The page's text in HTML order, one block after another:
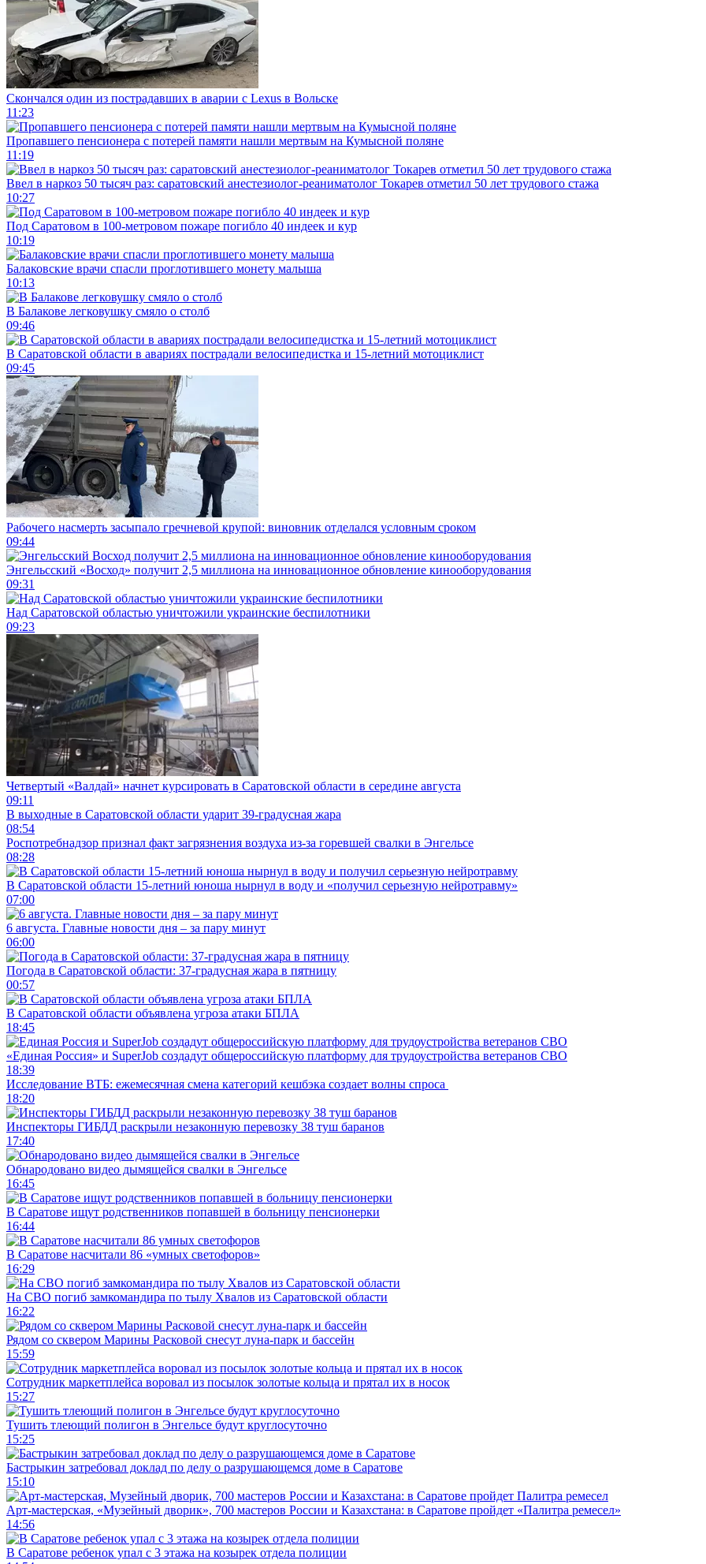
Скончался один из пострадавших в аварии c Lexus в Вольске
11:23
Пропавшего пенсионера с потерей памяти нашли мертвым на Кумысной поляне
11:19
Ввел в наркоз 50 тысяч раз: саратовский анестезиолог-реаниматолог Токарев отметил 50 лет трудового стажа
10:27
Под Саратовом в 100-метровом пожаре погибло 40 индеек и кур
10:19
Балаковские врачи спасли проглотившего монету малыша
10:13
В Балакове легковушку смяло о столб
09:46
В Саратовской области в авариях пострадали велосипедистка и 15-летний мотоциклист
09:45
Рабочего насмерть засыпало гречневой крупой: виновник отделался условным сроком
09:44
Энгельсский «Восход» получит 2,5 миллиона на инновационное обновление кинооборудования
09:31
Над Саратовской областью уничтожили украинские беспилотники
09:23
Четвертый «Валдай» начнет курсировать в Саратовской области в середине августа
09:11
В выходные в Саратовской области ударит 39-градусная жара
08:54
Роспотребнадзор признал факт загрязнения воздуха из-за горевшей свалки в Энгельсе
08:28
В Саратовской области 15-летний юноша нырнул в воду и «получил серьезную нейротравму»
07:00
6 августа. Главные новости дня – за пару минут
06:00
Погода в Саратовской области: 37-градусная жара в пятницу
00:57
В Саратовской области объявлена угроза атаки БПЛА
18:45
«Единая Россия» и SuperJob создадут общероссийскую платформу для трудоустройства ветеранов СВО
18:39
Исследование ВТБ: ежемесячная смена категорий кешбэка создает волны спроса
18:20
Инспекторы ГИБДД раскрыли незаконную перевозку 38 туш баранов
17:40
Обнародовано видео дымящейся свалки в Энгельсе
16:45
В Саратове ищут родственников попавшей в больницу пенсионерки
16:44
В Саратове насчитали 86 «умных светофоров»
16:29
На СВО погиб замкомандира по тылу Хвалов из Саратовской области
16:22
Рядом со сквером Марины Расковой снесут луна-парк и бассейн
15:59
Сотрудник маркетплейса воровал из посылок золотые кольца и прятал их в носок
15:27
Тушить тлеющий полигон в Энгельсе будут круглосуточно
15:25
Бастрыкин затребовал доклад по делу о разрушающемся доме в Саратове
15:10
Арт-мастерская, «Музейный дворик», 700 мастеров России и Казахстана: в Саратове пройдет «Палитра ремесел»
14:56
В Саратове ребенок упал с 3 этажа на козырек отдела полиции